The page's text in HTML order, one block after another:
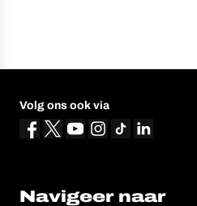
Volg ons ook via
Navigeer naar